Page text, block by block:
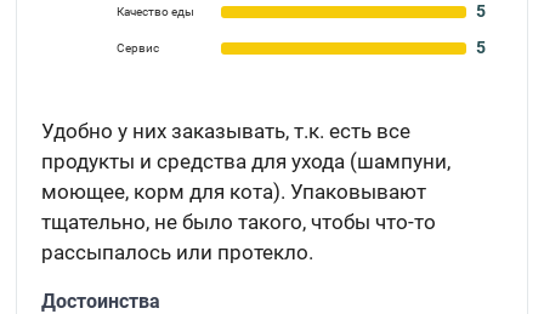
Качество еды 5
Сервис 5
Удобно у них заказывать, т.к. есть все
продукты и средства для ухода (шампуни,
моющее, корм для кота). Упаковывают
тщательно, не было такого, чтобы что-то
рассыпалось или протекло.
Достоинства